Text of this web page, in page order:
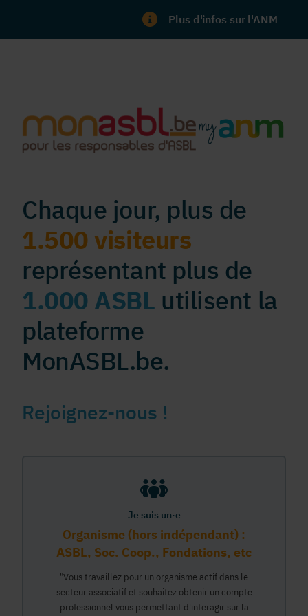
Plus d'infos sur l'ANM
Chaque jour, plus de
1.500 visiteurs
représentant plus de
1.000 ASBL utilisent la
plateforme
MonASBL.be.
Rejoignez-nous !
Je suis un·e
Organisme (hors indépendant) :
ASBL, Soc. Coop., Fondations, etc
"Vous travaillez pour un organisme actif dans le
secteur associatif et souhaitez obtenir un compte
professionnel vous permettant d'interagir sur la